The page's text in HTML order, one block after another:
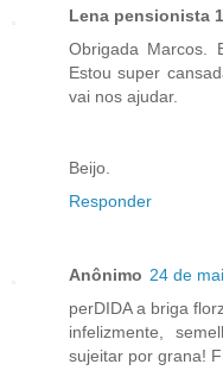
Lena pensionista
Obrigada Marcos.
Estou super
vai nos ajudar.
Beijo.
Responder
Anônimo 24 de
perDIDA a briga
infelizmente,
sujeitar por grana!